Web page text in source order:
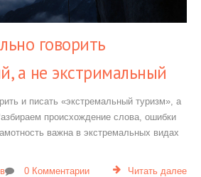
говорить
а не экстримальный
и писать «экстремальный туризм», а
происхождение слова, ошибки
важна в экстремальных видах
0 Комментарии Читать далее